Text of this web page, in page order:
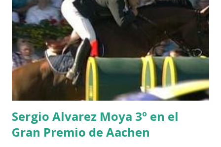
BREEN 9 JALLA DE GAVIERE -RAMZY AL DUHAMI 10
NOVEL -PHILIPPAERTS 3 triple 1 LATE NIGHT -LEVY 2 K
CLUB LADY -O’CONNOR 3 QUICK STUDY - HOUGH 4
LORENZO -AHLMANN 5 L’ESPOIR -GULLIKSEN 6
TOPINAMBOUR -LEPREVOST 7 WISCONSIN 111 -MOYA 8
INTERTOY Z - BRASH 9 HERALD –CORDON 10 SELDANA
DI CAMPALTO -SHARBATLY Vuelta Triunfal... el ganador
del Gran Premio en su vuelta de honor
Sergio Alvarez Moya 3º en el
Gran Premio de Aachen